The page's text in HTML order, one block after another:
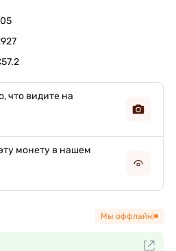
что видите на
монету в нашем
Мы оффлайн!